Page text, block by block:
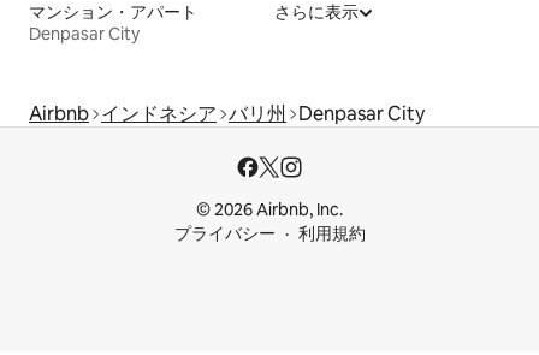
マンション・アパート
Denpasar City
さらに表示
Airbnb インドネシア バリ州 Denpasar City
© 2026 Airbnb, Inc.
プライバシー
利用規約